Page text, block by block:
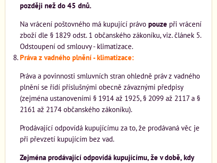
později než do 45 dnů.
Na vrácení poštovného má kupující právo pouze při vrácení
zboží dle § 1829 odst. 1 občanského zákoníku, viz. článek 5.
Odstoupení od smlouvy - klimatizace.
Práva z vadného plnění - klimatizace:
Práva a povinnosti smluvních stran ohledně práv z vadného
plnění se řídí příslušnými obecně závaznými předpisy
(zejména ustanoveními § 1914 až 1925, § 2099 až 2117 a §
2161 až 2174 občanského zákoníku).
Prodávající odpovídá kupujícímu za to, že prodávaná věc je
při převzetí kupujícím bez vad.
Zejména prodávající odpovídá kupujícímu, že v době, kdy